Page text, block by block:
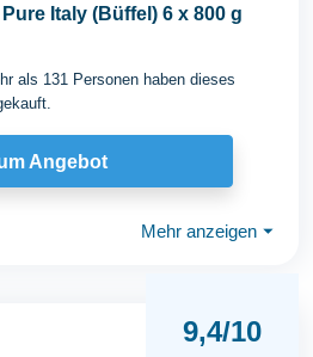
Italy (Büffel) 6 x 800 g
als 131 Personen haben dieses
Angebot
Mehr anzeigen ⏷
9,4/10